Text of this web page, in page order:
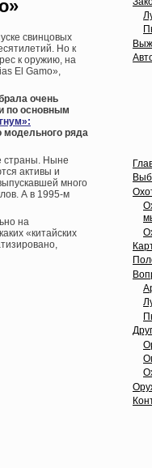
свинцовых
Но к
к оружию, на
El Gamo»,
очень
по основным
модельного ряда
страны. Ныне
активы и
много
А в 1995-м
на
«китайских